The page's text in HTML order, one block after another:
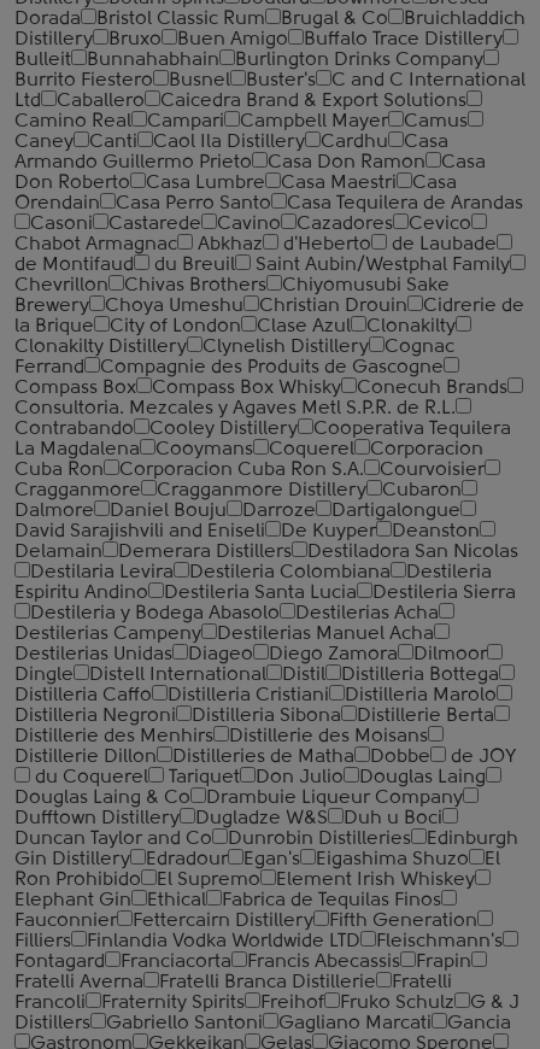
Dorada
Bristol Classic Rum Brugal & Co
Bruichladdich
Distillery
Bruxo Buen Amigo
Buffalo Trace Distillery
Bulleit
Bunnahabhain
Burlington Drinks Company
Burrito Fiestero
Busnel Buster's
C and C International
Ltd
Caballero
Caicedra Brand & Export Solutions
Camino Real
Campari Campbell Mayer
Camus
Caney
Canti Caol Ila Distillery Cardhu
Casa
Armando Guillermo Prieto
Casa Don Ramon
Casa
Don Roberto
Casa Lumbre Casa Maestri
Casa
Orendain
Casa Perro Santo
Casa Tequilera de Arandas
Casoni
Castarede Cavino Cazadores
Cevico
Chabot Armagnac
Abkhaz d'Heberto
de Laubade
de Montifaud
du Breuil
Saint Aubin/Westphal Family
Chevrillon
Chivas Brothers
Chiyomusubi Sake
Brewery
Choya Umeshu Christian Drouin
Cidrerie de
la Brique
City of London Clase Azul
Clonakilty
Clonakilty Distillery
Clynelish Distillery
Cognac
Ferrand
Compagnie des Produits de Gascogne
Compass Box
Compass Box Whisky
Conecuh Brands
Consultoria. Mezcales y Agaves Metl S.P.R. de R.L.
Contrabando
Cooley Distillery
Cooperativa Tequilera
La Magdalena
Cooymans Coquerel
Corporacion
Cuba Ron
Corporacion Cuba Ron S.A.
Courvoisier
Cragganmore
Cragganmore Distillery
Cubaron
Dalmore
Daniel Bouju Darroze
Dartigalongue
David Sarajishvili and Eniseli
De Kuyper
Deanston
Delamain
Demerara Distillers
Destiladora San Nicolas
Destilaria Levira
Destileria Colombiana
Destileria
Espiritu Andino
Destileria Santa Lucia
Destileria Sierra
Destileria y Bodega Abasolo
Destilerias Acha
Destilerias Campeny
Destilerias Manuel Acha
Destilerias Unidas
Diageo Diego Zamora
Dilmoor
Dingle
Distell International Distil
Distilleria Bottega
Distilleria Caffo
Distilleria Cristiani
Distilleria Marolo
Distilleria Negroni
Distilleria Sibona
Distillerie Berta
Distillerie des Menhirs
Distillerie des Moisans
Distillerie Dillon
Distilleries de Matha Dobbe
de JOY
du Coquerel
Tariquet Don Julio
Douglas Laing
Douglas Laing & Co
Drambuie Liqueur Company
Dufftown Distillery
Dugladze W&S
Duh u Boci
Duncan Taylor and Co
Dunrobin Distilleries
Edinburgh
Gin Distillery
Edradour Egan's Eigashima Shuzo
El
Ron Prohibido
El Supremo
Element Irish Whiskey
Elephant Gin
Ethical
Fabrica de Tequilas Finos
Fauconnier
Fettercairn Distillery
Fifth Generation
Filliers
Finlandia Vodka Worldwide LTD
Fleischmann's
Fontagard
Franciacorta Francis Abecassis
Frapin
Fratelli Averna
Fratelli Branca Distillerie
Fratelli
‎Francoli
Fraternity Spirits Freihof Fruko Schulz
G & J
Distillers
Gabriello Santoni Gagliano Marcati
Gancia
Gastronom
Gekkeikan Gelas
Giacomo Sperone